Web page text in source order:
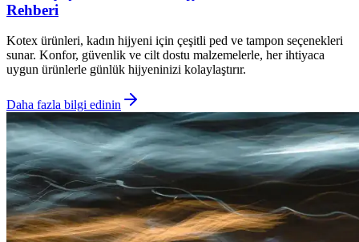
Rehberi
Kotex ürünleri, kadın hijyeni için çeşitli ped ve tampon seçenekleri
sunar. Konfor, güvenlik ve cilt dostu malzemelerle, her ihtiyaca
uygun ürünlerle günlük hijyeninizi kolaylaştırır.
Daha fazla bilgi edinin